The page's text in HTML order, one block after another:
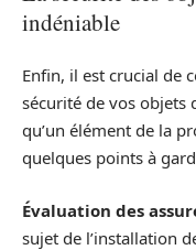
indéniable
Enfin, il est crucial de
sécurité de vos objets
qu’un élément de la
quelques points à
Évaluation des
sujet de l’installation